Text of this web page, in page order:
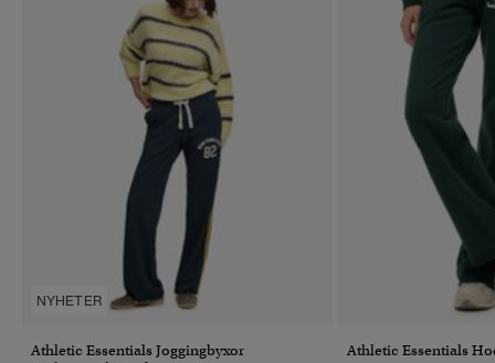
NYHETER
Athletic Essentials Joggingbyxor
Athletic Essentials